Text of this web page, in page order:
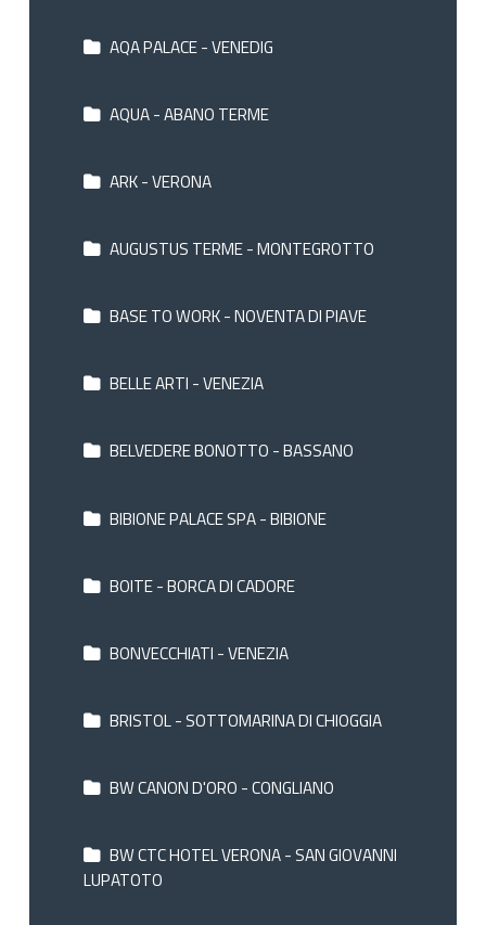
AQA PALACE - VENEDIG
AQUA - ABANO TERME
ARK - VERONA
AUGUSTUS TERME - MONTEGROTTO
BASE TO WORK - NOVENTA DI PIAVE
BELLE ARTI - VENEZIA
BELVEDERE BONOTTO - BASSANO
BIBIONE PALACE SPA - BIBIONE
BOITE - BORCA DI CADORE
BONVECCHIATI - VENEZIA
BRISTOL - SOTTOMARINA DI CHIOGGIA
BW CANON D'ORO - CONGLIANO
BW CTC HOTEL VERONA - SAN GIOVANNI
LUPATOTO